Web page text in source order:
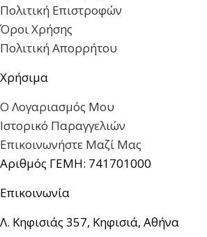
Πολιτική Επιστροφών
Όροι Χρήσης
Πολιτική Απορρήτου
Χρήσιμα
Ο Λογαριασμός Μου
Ιστορικό Παραγγελιών
Επικοινωνήστε Μαζί Μας
Αριθμός ΓΕΜΗ: 741701000
Επικοινωνία
Λ. Κηφισιάς 357, Κηφισιά, Αθήνα